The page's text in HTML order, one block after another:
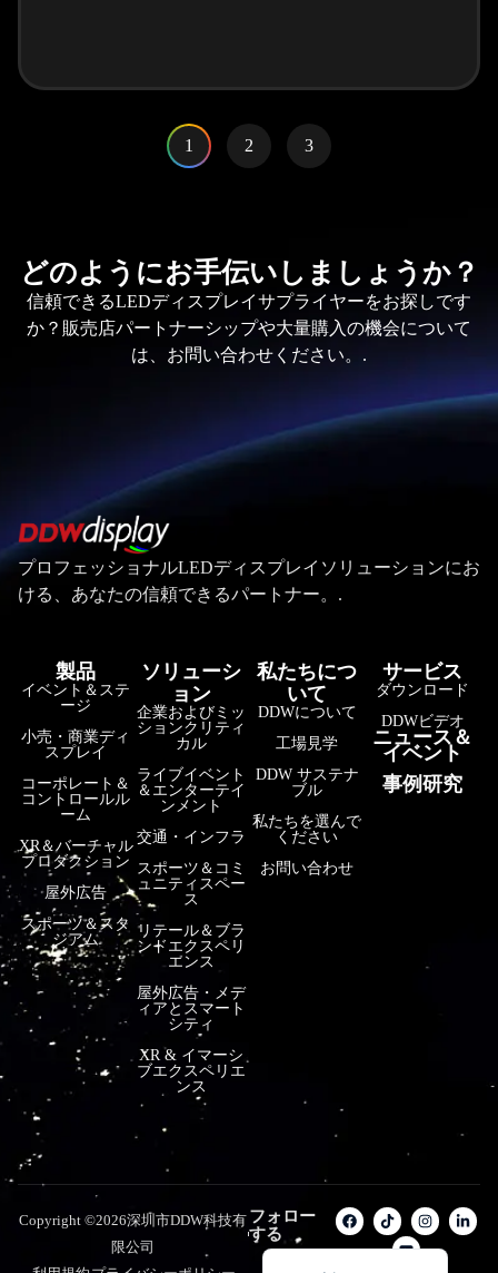
1 2 3
どのようにお手伝いしましょうか？
信頼できるLEDディスプレイサプライヤーをお探しです
か？販売店パートナーシップや大量購入の機会について
は、お問い合わせください。.
プロフェッショナルLEDディスプレイソリューションにお
ける、あなたの信頼できるパートナー。.
製品
イベント＆ステ
ージ
小売・商業ディ
スプレイ
コーポレート＆
コントロールル
ーム
XR＆バーチャル
プロダクション
屋外広告
スポーツ＆スタ
ジアム
ソリューシ
ョン
企業およびミッ
ションクリティ
カル
ライブイベント
＆エンターテイ
ンメント
交通・インフラ
スポーツ＆コミ
ュニティスペー
ス
リテール＆ブラ
ンドエクスペリ
エンス
屋外広告・メデ
ィアとスマート
シティ
XR & イマーシ
ブエクスペリエ
ンス
私たちにつ
いて
DDWについて
工場見学
DDW サステナ
ブル
私たちを選んで
ください
お問い合わせ
サービス
ダウンロード
DDWビデオ
ニュース＆
イベント
事例研究
Copyright ©2026深圳市DDW科技有
限公司
フォロー
する
English
Español
العربية
Bahasa Indonesia
हिन्दी
فارسی